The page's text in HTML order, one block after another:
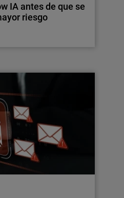
IA antes de que se
riesgo